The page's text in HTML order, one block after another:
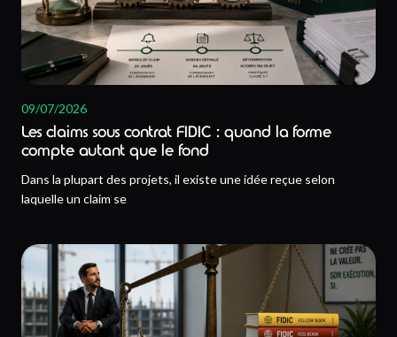
09/07/2026
Les claims sous contrat FIDIC : quand la forme
compte autant que le fond
Dans la plupart des projets, il existe une idée reçue selon
laquelle un claim se